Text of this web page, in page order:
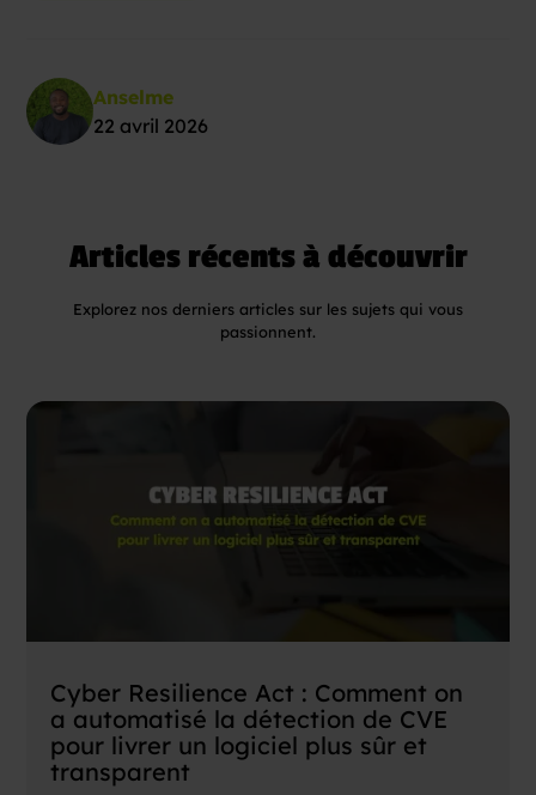
Anselme
22 avril 2026
Articles récents à découvrir
Explorez nos derniers articles sur les sujets qui vous
passionnent.
Cyber Resilience Act : Comment on
a automatisé la détection de CVE
pour livrer un logiciel plus sûr et
transparent